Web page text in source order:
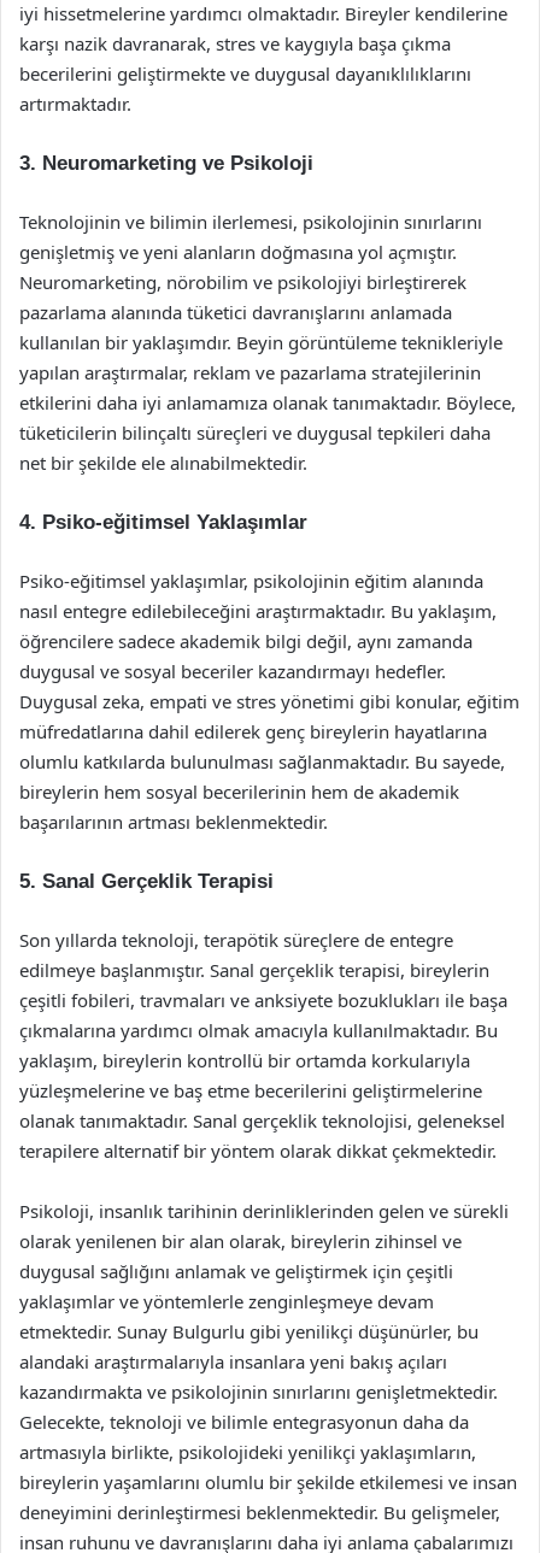
iyi hissetmelerine yardımcı olmaktadır. Bireyler kendilerine
karşı nazik davranarak, stres ve kaygıyla başa çıkma
becerilerini geliştirmekte ve duygusal dayanıklılıklarını
artırmaktadır.
3. Neuromarketing ve Psikoloji
Teknolojinin ve bilimin ilerlemesi, psikolojinin sınırlarını
genişletmiş ve yeni alanların doğmasına yol açmıştır.
Neuromarketing, nörobilim ve psikolojiyi birleştirerek
pazarlama alanında tüketici davranışlarını anlamada
kullanılan bir yaklaşımdır. Beyin görüntüleme teknikleriyle
yapılan araştırmalar, reklam ve pazarlama stratejilerinin
etkilerini daha iyi anlamamıza olanak tanımaktadır. Böylece,
tüketicilerin bilinçaltı süreçleri ve duygusal tepkileri daha
net bir şekilde ele alınabilmektedir.
4. Psiko-eğitimsel Yaklaşımlar
Psiko-eğitimsel yaklaşımlar, psikolojinin eğitim alanında
nasıl entegre edilebileceğini araştırmaktadır. Bu yaklaşım,
öğrencilere sadece akademik bilgi değil, aynı zamanda
duygusal ve sosyal beceriler kazandırmayı hedefler.
Duygusal zeka, empati ve stres yönetimi gibi konular, eğitim
müfredatlarına dahil edilerek genç bireylerin hayatlarına
olumlu katkılarda bulunulması sağlanmaktadır. Bu sayede,
bireylerin hem sosyal becerilerinin hem de akademik
başarılarının artması beklenmektedir.
5. Sanal Gerçeklik Terapisi
Son yıllarda teknoloji, terapötik süreçlere de entegre
edilmeye başlanmıştır. Sanal gerçeklik terapisi, bireylerin
çeşitli fobileri, travmaları ve anksiyete bozuklukları ile başa
çıkmalarına yardımcı olmak amacıyla kullanılmaktadır. Bu
yaklaşım, bireylerin kontrollü bir ortamda korkularıyla
yüzleşmelerine ve baş etme becerilerini geliştirmelerine
olanak tanımaktadır. Sanal gerçeklik teknolojisi, geleneksel
terapilere alternatif bir yöntem olarak dikkat çekmektedir.
Psikoloji, insanlık tarihinin derinliklerinden gelen ve sürekli
olarak yenilenen bir alan olarak, bireylerin zihinsel ve
duygusal sağlığını anlamak ve geliştirmek için çeşitli
yaklaşımlar ve yöntemlerle zenginleşmeye devam
etmektedir. Sunay Bulgurlu gibi yenilikçi düşünürler, bu
alandaki araştırmalarıyla insanlara yeni bakış açıları
kazandırmakta ve psikolojinin sınırlarını genişletmektedir.
Gelecekte, teknoloji ve bilimle entegrasyonun daha da
artmasıyla birlikte, psikolojideki yenilikçi yaklaşımların,
bireylerin yaşamlarını olumlu bir şekilde etkilemesi ve insan
deneyimini derinleştirmesi beklenmektedir. Bu gelişmeler,
insan ruhunu ve davranışlarını daha iyi anlama çabalarımızı